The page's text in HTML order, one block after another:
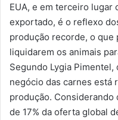
EUA, e em terceiro lugar
exportado, é o reflexo
produção recorde, o
liquidarem os animais
Segundo Lygia
negócio das carnes está
produção.
de 17% da oferta global